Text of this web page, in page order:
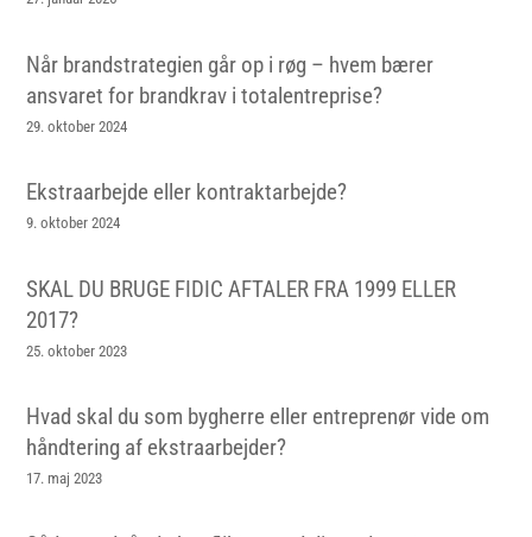
Når brandstrategien går op i røg – hvem bærer
ansvaret for brandkrav i totalentreprise?
29. oktober 2024
Ekstraarbejde eller kontraktarbejde?
9. oktober 2024
SKAL DU BRUGE FIDIC AFTALER FRA 1999 ELLER
2017?
25. oktober 2023
Hvad skal du som bygherre eller entreprenør vide om
håndtering af ekstraarbejder?
17. maj 2023